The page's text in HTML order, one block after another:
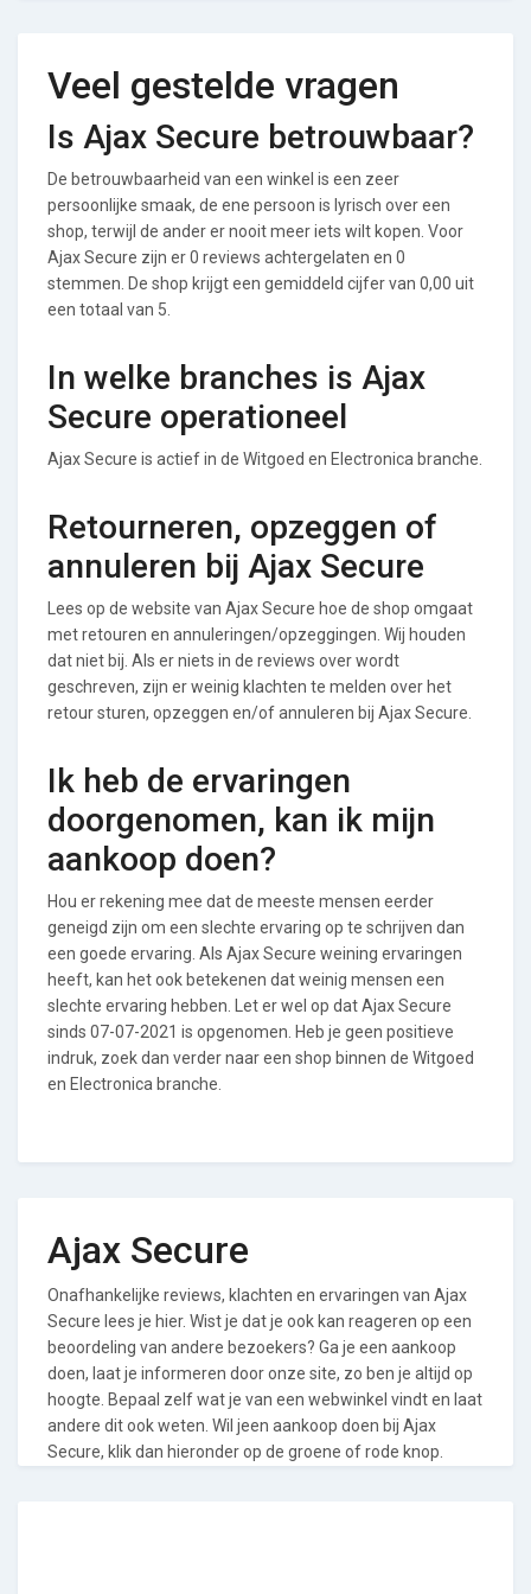
Veel gestelde vragen
Is Ajax Secure betrouwbaar?
De betrouwbaarheid van een winkel is een zeer
persoonlijke smaak, de ene persoon is lyrisch over een
shop, terwijl de ander er nooit meer iets wilt kopen. Voor
Ajax Secure zijn er 0 reviews achtergelaten en 0
stemmen. De shop krijgt een gemiddeld cijfer van 0,00 uit
een totaal van 5.
In welke branches is Ajax
Secure operationeel
Ajax Secure is actief in de Witgoed en Electronica branche.
Retourneren, opzeggen of
annuleren bij Ajax Secure
Lees op de website van Ajax Secure hoe de shop omgaat
met retouren en annuleringen/opzeggingen. Wij houden
dat niet bij. Als er niets in de reviews over wordt
geschreven, zijn er weinig klachten te melden over het
retour sturen, opzeggen en/of annuleren bij Ajax Secure.
Ik heb de ervaringen
doorgenomen, kan ik mijn
aankoop doen?
Hou er rekening mee dat de meeste mensen eerder
geneigd zijn om een slechte ervaring op te schrijven dan
een goede ervaring. Als Ajax Secure weining ervaringen
heeft, kan het ook betekenen dat weinig mensen een
slechte ervaring hebben. Let er wel op dat Ajax Secure
sinds 07-07-2021 is opgenomen. Heb je geen positieve
indruk, zoek dan verder naar een shop binnen de Witgoed
en Electronica branche.
Ajax Secure
Onafhankelijke reviews, klachten en ervaringen van Ajax
Secure lees je hier. Wist je dat je ook kan reageren op een
beoordeling van andere bezoekers? Ga je een aankoop
doen, laat je informeren door onze site, zo ben je altijd op
hoogte. Bepaal zelf wat je van een webwinkel vindt en laat
andere dit ook weten. Wil jeen aankoop doen bij Ajax
Secure, klik dan hieronder op de groene of rode knop.